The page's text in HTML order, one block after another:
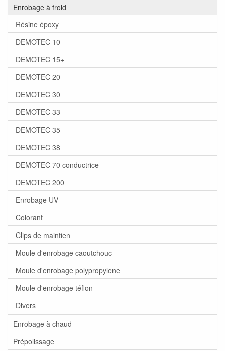
Enrobage à froid
Résine époxy
DEMOTEC 10
DEMOTEC 15+
DEMOTEC 20
DEMOTEC 30
DEMOTEC 33
DEMOTEC 35
DEMOTEC 38
DEMOTEC 70 conductrice
DEMOTEC 200
Enrobage UV
Colorant
Clips de maintien
Moule d'enrobage caoutchouc
Moule d'enrobage polypropylene
Moule d'enrobage téflon
Divers
Enrobage à chaud
Prépolissage